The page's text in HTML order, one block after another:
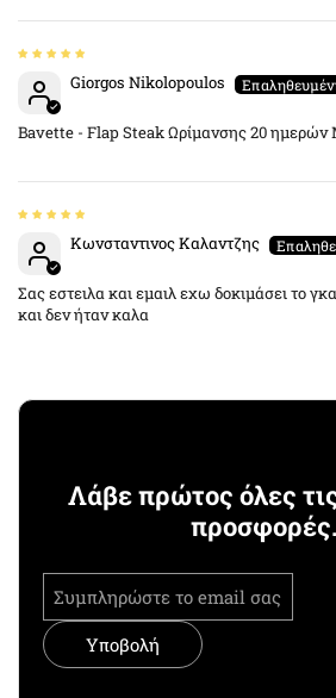
Giorgos Nikolopoulos
Bavette - Flap Steak Ωρίμανσης 20 ημερών
Κωνσταντινος Καλαντζης
Σας εστειλα και εμαιλ εχω δοκιμάσει το
και δεν ήταν καλα
Λάβε πρώτος όλες
προσφορές.
Υποβολή